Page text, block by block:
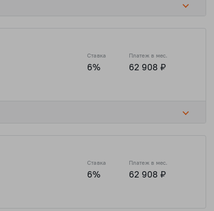
Ставка
6%
Платеж в мес.
62 908 ₽
Ставка
6%
Платеж в мес.
62 908 ₽